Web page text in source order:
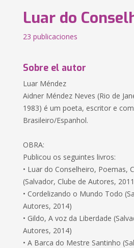
Luar do
23 publicaciones
Sobre el autor
Luar Méndez
Aidner Méndez Neves (Rio de
1983) é um poeta, escritor e
Brasileiro/Espanhol.
OBRA:
Publicou os seguintes livros:
• Luar do Conselheiro, Poemas,
(Salvador, Clube de Autores,
• Cordelizando o Mundo Todo
Autores, 2014)
• Gildo, A voz da Liberdade
Autores, 2014)
• A Barca do Mestre Santinho